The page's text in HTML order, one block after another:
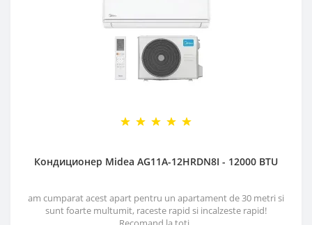
Кондиционер Midea AG11A-12HRDN8I - 12000 BTU
am cumparat acest apart pentru un apartament de 30 metri si
sunt foarte multumit, raceste rapid si incalzeste rapid!